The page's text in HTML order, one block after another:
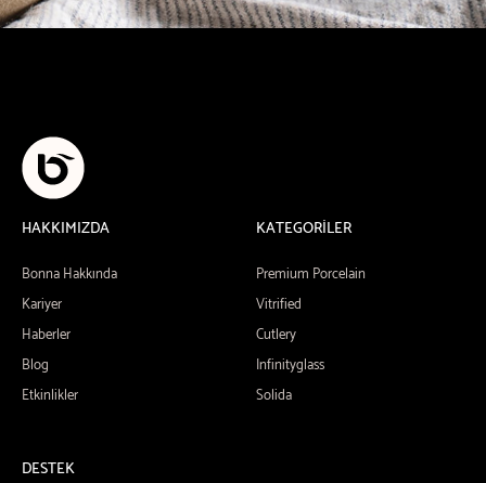
HAKKIMIZDA
Bonna Hakkında
Kariyer
Haberler
Blog
Etkinlikler
KATEGORİLER
Premium Porcelain
Vitrified
Cutlery
Infinityglass
Solida
DESTEK